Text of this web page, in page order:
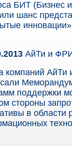
БИТ (Бизнес
шанс
АйТи и
компаний
поддержки
стороны
в области